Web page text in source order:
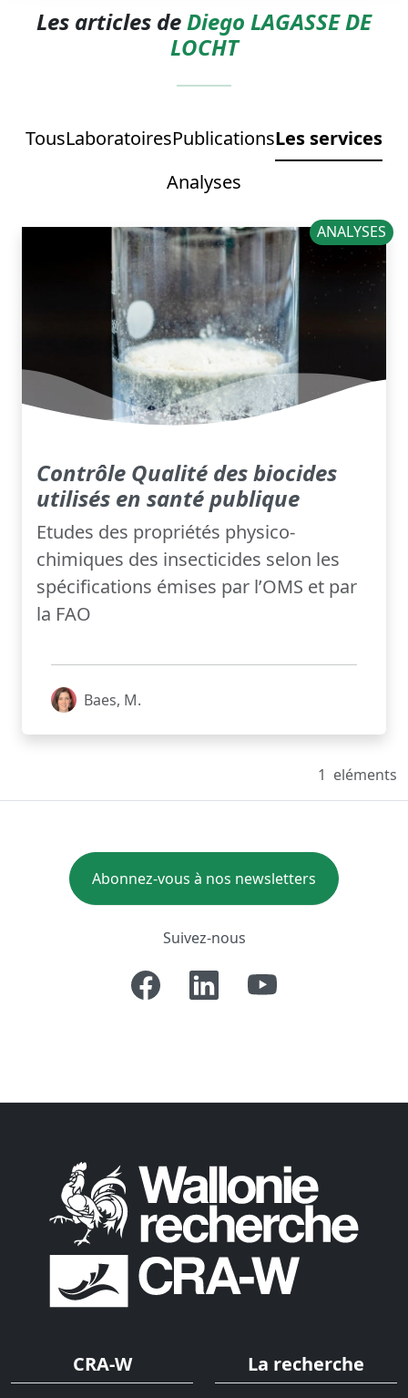
Les articles deDiego LAGASSE DE
LOCHT
TousLaboratoiresPublicationsLes services
Analyses
ANALYSES
Contrôle Qualité des biocides
utilisés en santé publique
Etudes des propriétés physico-
chimiques des insecticides selon les
spécifications émises par l’OMS et par
la FAO
Baes, M.
1 eléments
Abonnez-vous à nos newsletters
Suivez-nous
CRA-W La recherche